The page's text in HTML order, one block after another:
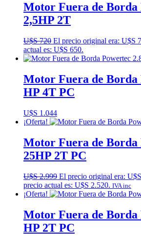
Motor Fuera de Borda
2,5HP 2T
U$S720 El precio original era: U$S
actual es: U$S 650.
Motor Fuera de Borda
HP 4T PC
U$S 1.044
¡Oferta!
Motor Fuera de Borda
25HP 2T PC
U$S2.999 El precio original era:
precio actual es: U$S 2.520. IVA inc
¡Oferta!
Motor Fuera de Borda
HP 2T PC